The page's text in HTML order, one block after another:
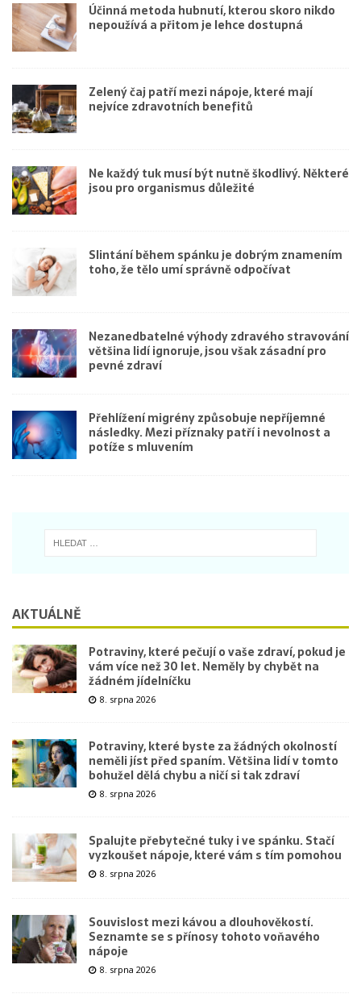
Účinná metoda hubnutí, kterou skoro nikdo
nepoužívá a přitom je lehce dostupná
Zelený čaj patří mezi nápoje, které mají
nejvíce zdravotních benefitů
Ne každý tuk musí být nutně škodlivý. Některé
jsou pro organismus důležité
Slintání během spánku je dobrým znamením
toho, že tělo umí správně odpočívat
Nezanedbatelné výhody zdravého stravování
většina lidí ignoruje, jsou však zásadní pro
pevné zdraví
Přehlížení migrény způsobuje nepříjemné
následky. Mezi příznaky patří i nevolnost a
potíže s mluvením
AKTUÁLNĚ
Potraviny, které pečují o vaše zdraví, pokud je
vám více než 30 let. Neměly by chybět na
žádném jídelníčku
8. srpna 2026
Potraviny, které byste za žádných okolností
neměli jíst před spaním. Většina lidí v tomto
bohužel dělá chybu a ničí si tak zdraví
8. srpna 2026
Spalujte přebytečné tuky i ve spánku. Stačí
vyzkoušet nápoje, které vám s tím pomohou
8. srpna 2026
Souvislost mezi kávou a dlouhověkostí.
Seznamte se s přínosy tohoto voňavého
nápoje
8. srpna 2026